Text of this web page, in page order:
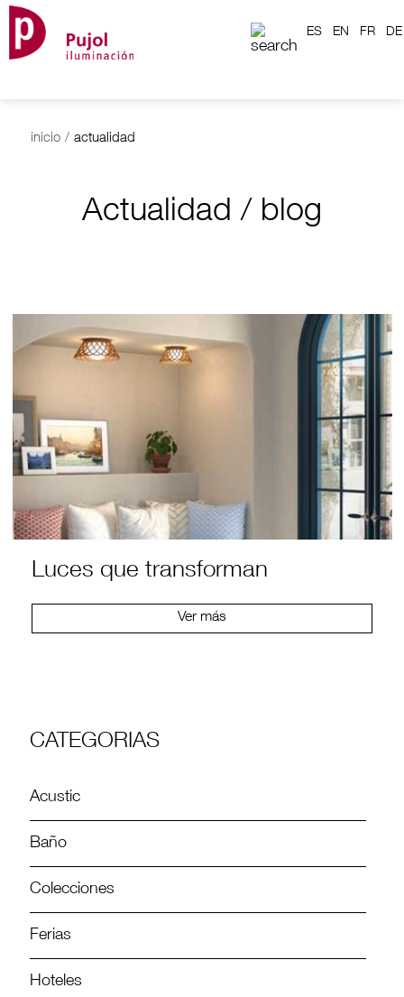
ES EN FR DE
inicio / actualidad
Actualidad / blog
Luces que transforman
Ver más
CATEGORIAS
Acustic
Baño
Colecciones
Ferias
Hoteles